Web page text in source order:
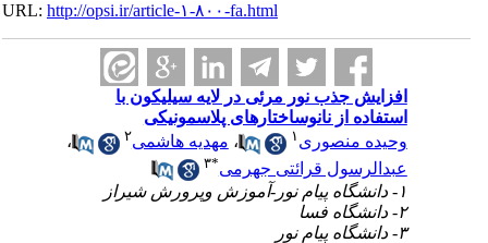
URL:http://opsi.ir/article-۱-۸۰۰-fa.html
افزایش جذب نور مرئی در لایه سیلیکون با
استفاده از نانوساختارهای پلاسمونیکی
وحیده منصوری۱ ،مهدیه هاشمی
،
عبدالرسول قرائتی جهرمی
۳